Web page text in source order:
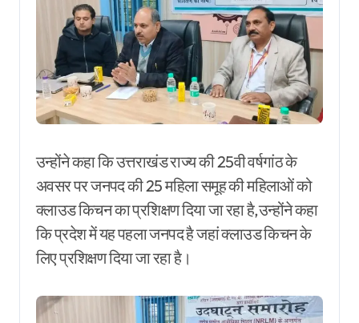
उन्होंने कहा कि उत्तराखंड राज्य की 25वी वर्षगांठ के
अवसर पर जनपद की 25 महिला समूह की महिलाओं को
क्लाउड किचन का प्रशिक्षण दिया जा रहा है,उन्होंने कहा
कि प्रदेश में यह पहला जनपद है जहां क्लाउड किचन के
लिए प्रशिक्षण दिया जा रहा है।